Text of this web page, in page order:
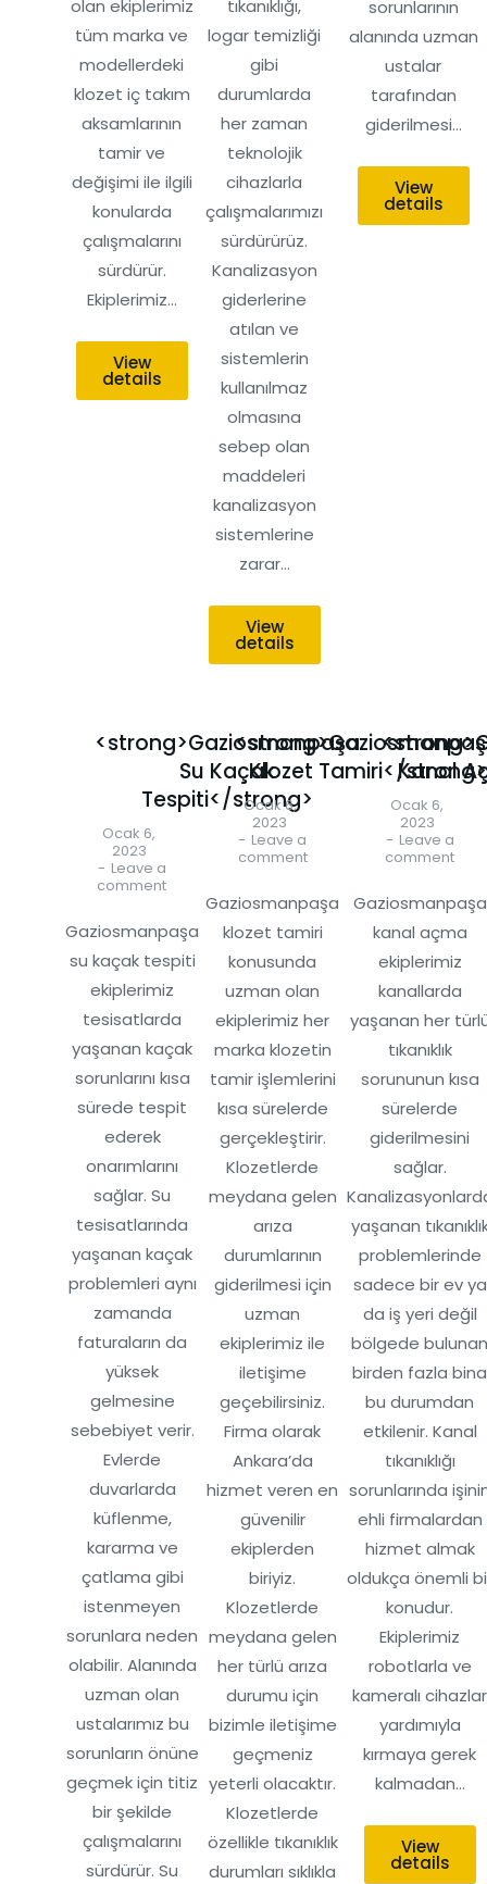
olan ekiplerimiz
tüm marka ve
modellerdeki
klozet iç takım
aksamlarının
tamir ve
değişimi ile ilgili
konularda
çalışmalarını
sürdürür.
Ekiplerimiz…
View
details
tıkanıklığı,
logar temizliği
gibi
durumlarda
her zaman
teknolojik
cihazlarla
çalışmalarımızı
sürdürürüz.
Kanalizasyon
giderlerine
atılan ve
sistemlerin
kullanılmaz
olmasına
sebep olan
maddeleri
kanalizasyon
sistemlerine
zarar…
View
details
sorunlarının
alanında uzman
ustalar
tarafından
giderilmesi…
View
details
<strong>Gaziosmanpaşa
Su Kaçak
Tespiti</strong>
Ocak 6,
2023
Leave a
comment
Gaziosmanpaşa
su kaçak tespiti
ekiplerimiz
tesisatlarda
yaşanan kaçak
sorunlarını kısa
sürede tespit
ederek
onarımlarını
sağlar. Su
tesisatlarında
yaşanan kaçak
problemleri aynı
zamanda
faturaların da
yüksek
gelmesine
sebebiyet verir.
Evlerde
duvarlarda
küflenme,
kararma ve
çatlama gibi
istenmeyen
sorunlara neden
olabilir. Alanında
uzman olan
ustalarımız bu
sorunların önüne
geçmek için titiz
bir şekilde
çalışmalarını
sürdürür. Su
Klozet Tamiri</strong>
Ocak 6,
2023
Leave a
comment
Gaziosmanpaşa
klozet tamiri
konusunda
uzman olan
ekiplerimiz her
marka klozetin
tamir işlemlerini
kısa sürelerde
gerçekleştirir.
Klozetlerde
meydana gelen
arıza
durumlarının
giderilmesi için
uzman
ekiplerimiz ile
iletişime
geçebilirsiniz.
Firma olarak
Ankara’da
hizmet veren en
güvenilir
ekiplerden
biriyiz.
Klozetlerde
meydana gelen
her türlü arıza
durumu için
bizimle iletişime
geçmeniz
yeterli olacaktır.
Klozetlerde
özellikle tıkanıklık
durumları sıklıkla
Kanal
Ocak 6,
2023
Leave a
comment
Gaziosmanpaşa
kanal açma
ekiplerimiz
kanallarda
yaşanan her
tıkanıklık
sorununun kısa
sürelerde
giderilmesini
sağlar.
yaşanan
problemlerinde
sadece bir ev ya
da iş yeri değil
bölgede
birden fazla bina
bu durumdan
etkilenir. Kanal
tıkanıklığı
sorunlarında
ehli firmalardan
hizmet almak
oldukça önemli
konudur.
Ekiplerimiz
robotlarla ve
kameralı cihazlar
yardımıyla
kırmaya gerek
kalmadan…
View
details